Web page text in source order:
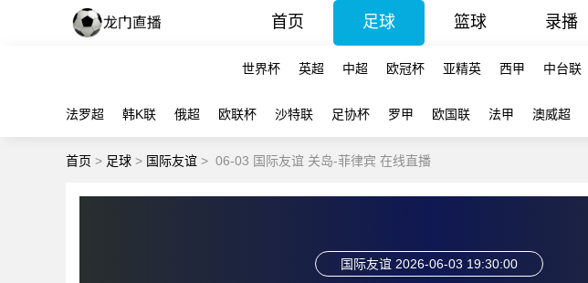
首页 足球 篮球 录播
世界杯 英超 中超 欧冠杯 亚精英 西甲 中台联
法罗超 韩K联 俄超 欧联杯 沙特联 足协杯 罗甲 欧国联 法甲 澳威超
首页 > 足球 > 国际友谊 > 06-03 国际友谊 关岛-菲律宾 在线直播
国际友谊 2026-06-03 19:30:00